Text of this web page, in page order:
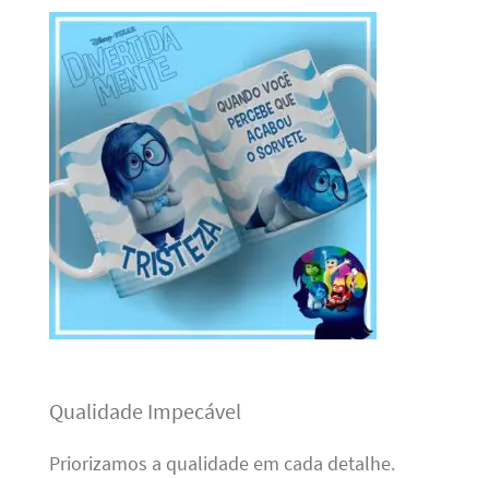
Qualidade Impecável
Priorizamos a qualidade em cada detalhe.